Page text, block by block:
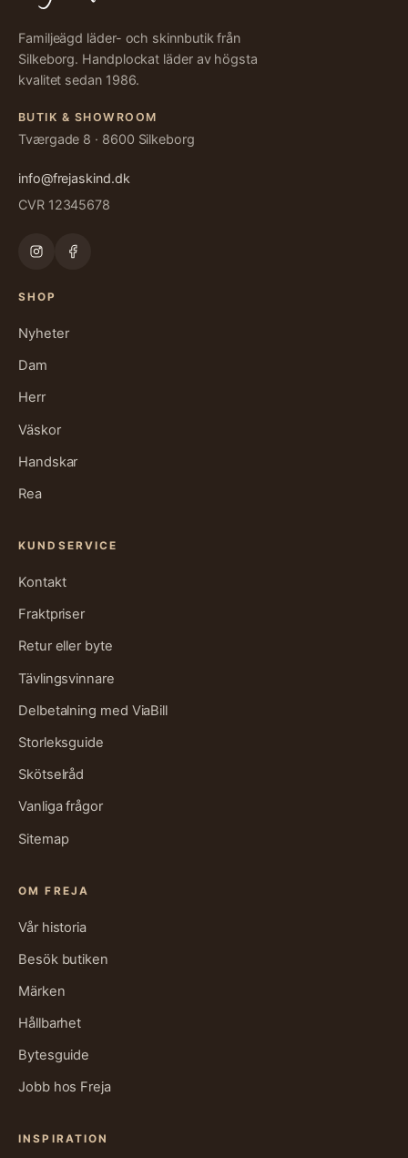
Familjeägd läder- och skinnbutik från
Silkeborg. Handplockat läder av högsta
kvalitet sedan 1986.
BUTIK & SHOWROOM
Tværgade 8 · 8600 Silkeborg
info@frejaskind.dk
CVR 12345678
SHOP
Nyheter
Dam
Herr
Väskor
Handskar
Rea
KUNDSERVICE
Kontakt
Fraktpriser
Retur eller byte
Tävlingsvinnare
Delbetalning med ViaBill
Storleksguide
Skötselråd
Vanliga frågor
Sitemap
OM FREJA
Vår historia
Besök butiken
Märken
Hållbarhet
Bytesguide
Jobb hos Freja
INSPIRATION